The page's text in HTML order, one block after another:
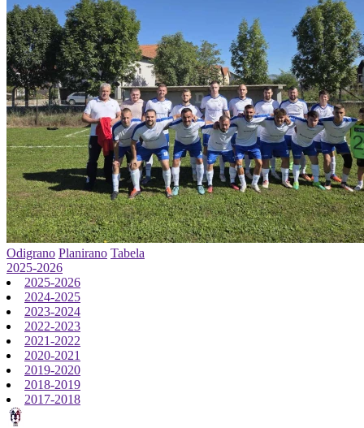
Odigrano Planirano Tabela
2025-2026
2025-2026
2024-2025
2023-2024
2022-2023
2021-2022
2020-2021
2019-2020
2018-2019
2017-2018